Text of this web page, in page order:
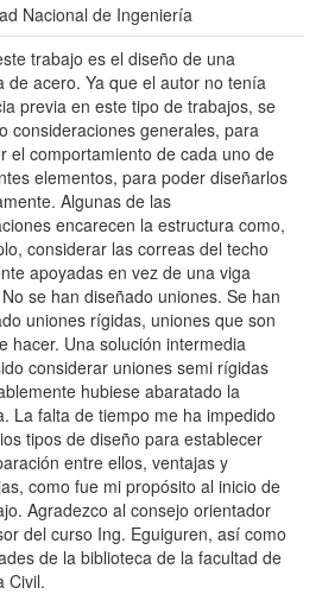
Nacional de Ingeniería
trabajo es el diseño de una
de acero. Ya que el autor no tenía
previa en este tipo de trabajos, se
consideraciones generales, para
el comportamiento de cada uno de
elementos, para poder diseñarlos
Algunas de las
encarecen la estructura como,
considerar las correas del techo
apoyadas en vez de una viga
se han diseñado uniones. Se han
uniones rígidas, uniones que son
hacer. Una solución intermedia
considerar uniones semi rígidas
hubiese abaratado la
La falta de tiempo me ha impedido
tipos de diseño para establecer
entre ellos, ventajas y
como fue mi propósito al inicio de
Agradezco al consejo orientador
del curso Ing. Eguiguren, así como
de la biblioteca de la facultad de
Civil.